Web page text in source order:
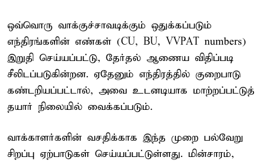
ஒவ்வொரு வாக்குச்சாவடிக்கும் ஒதுக்கப்படும்
எந்திரங்களின் எண்கள் (CU, BU, VVPAT numbers)
இறுதி செய்யப்பட்டு, தேர்தல் ஆணைய விதிப்படி
சீலிடப்படுகின்றன. ஏதேனும் எந்திரத்தில் குறைபாடு
கண்டறியப்பட்டால், அவை உடனடியாக மாற்றப்பட்டுத்
தயார் நிலையில் வைக்கப்படும்.
வாக்காளர்களின் வசதிக்காக இந்த முறை பல்வேறு
சிறப்பு ஏற்பாடுகள் செய்யப்பட்டுள்ளது. மின்சாரம்,